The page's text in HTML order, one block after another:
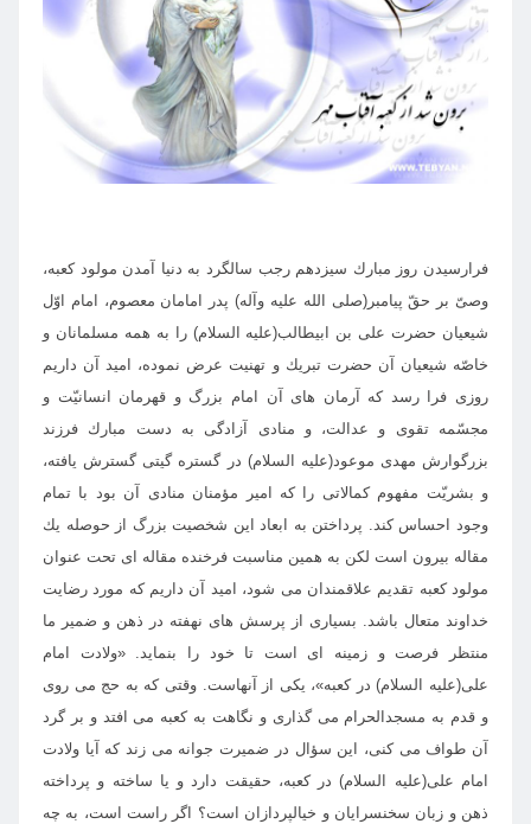
فرارسيدن روز مبارك سيزدهم رجب سالگرد به دنيا آمدن مولود كعبه،
وصىّ بر حقّ پيامبر(صلى الله عليه وآله) پدر امامان معصوم، امام اوّل
شيعيان حضرت على بن ابيطالب(عليه السلام) را به همه مسلمانان و
خاصّه شيعيان آن حضرت تبريك و تهنيت عرض نموده، اميد آن داريم
روزى فرا رسد كه آرمان هاى آن امام بزرگ و قهرمان انسانيّت و
مجسّمه تقوى و عدالت، و منادى آزادگى به دست مبارك فرزند
بزرگوارش مهدى موعود(عليه السلام) در گستره گيتى گسترش يافته،
و بشريّت مفهوم كمالاتى را كه امير مؤمنان منادى آن بود با تمام
وجود احساس كند. پرداختن به ابعاد اين شخصيت بزرگ از حوصله يك
مقاله بيرون است لكن به همين مناسبت فرخنده مقاله اى تحت عنوان
مولود كعبه تقديم علاقمندان مى شود، اميد آن داريم كه مورد رضايت
خداوند متعال باشد. بسيارى از پرسش هاى نهفته در ذهن و ضمير ما
منتظر فرصت و زمينه اى است تا خود را بنمايد. «ولادت امام
على(عليه السلام) در كعبه»، يكى از آنهاست. وقتى كه به حج مى روى
و قدم به مسجدالحرام مى گذارى و نگاهت به كعبه مى افتد و بر گرد
آن طواف مى كنى، اين سؤال در ضميرت جوانه مى زند كه آيا ولادت
امام على(عليه السلام) در كعبه، حقيقت دارد و يا ساخته و پرداخته
ذهن و زبان سخنسرايان و خيالپردازان است؟ اگر راست است، به چه